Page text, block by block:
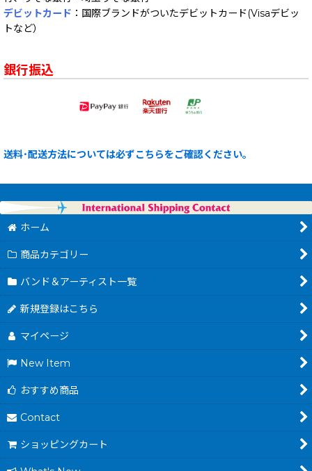
デビットカード ：国際ブランドがついたデビットカード(Visaデビッ
トなど）
銀行振込
送料･配送方法については必ずこちらをご確認ください。
ホーム
商品カテゴリー
バンド＆アーティスト一覧
新規登録はこちら
マイページ
New Item
おすすめ商品
Contact
ショッピングカート